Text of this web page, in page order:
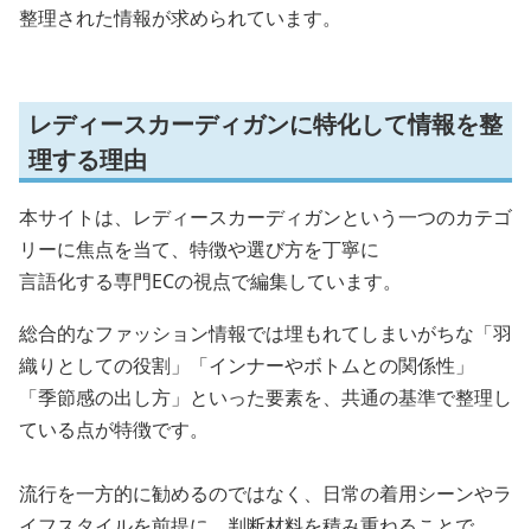
整理された情報が求められています。
レディースカーディガンに特化して情報を整
理する理由
本サイトは、レディースカーディガンという一つのカテゴ
リーに焦点を当て、特徴や選び方を丁寧に
言語化する専門ECの視点で編集しています。
総合的なファッション情報では埋もれてしまいがちな「羽
織りとしての役割」「インナーやボトムとの関係性」
「季節感の出し方」といった要素を、共通の基準で整理し
ている点が特徴です。
流行を一方的に勧めるのではなく、日常の着用シーンやラ